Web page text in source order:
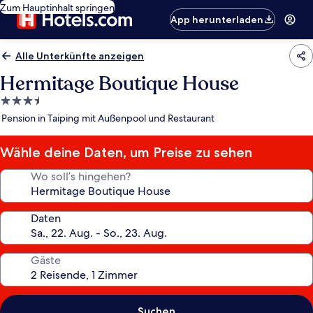
Zum Hauptinhalt springen
App herunterladen
Alle Unterkünfte anzeigen
Hermitage Boutique House
3.5-
Sterne-
Pension in Taiping mit Außenpool und Restaurant
Wähle deine Daten, um Preise zu sehen
Wo soll’s hingehen?
Daten
Gäste